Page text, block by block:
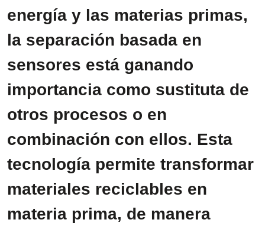
energía y las materias primas,
la separación basada en
sensores está ganando
importancia como sustituta de
otros procesos o en
combinación con ellos. Esta
tecnología permite transformar
materiales reciclables en
materia prima, de manera